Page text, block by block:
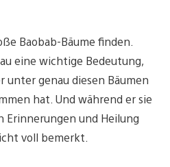
Baobab-Bäume finden.
eine wichtige Bedeutung,
unter genau diesen Bäumen
hat. Und während er sie
Erinnerungen und Heilung
voll bemerkt.